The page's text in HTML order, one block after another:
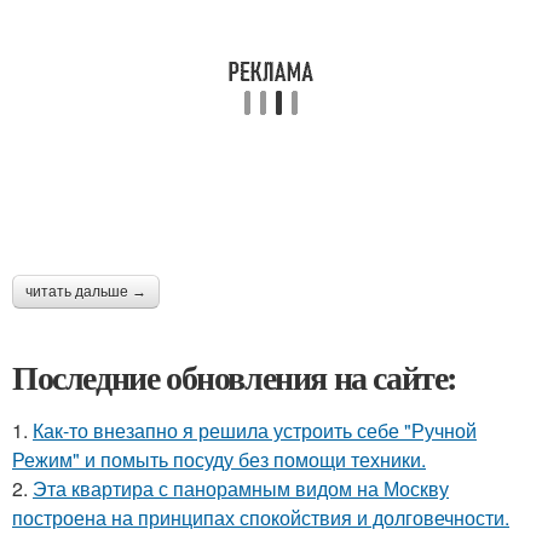
читать дальше →
Последние обновления на сайте:
1. Как-то внезапно я решила устроить себе "Ручной
Режим" и помыть посуду без помощи техники.
2. Эта квартира с панорамным видом на Москву
построена на принципах спокойствия и долговечности.